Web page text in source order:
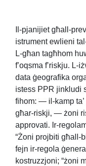
Il-pjanijiet għall-
istrument ewlieni
L-għan tagħhom
f’oqsma f’riskju. L-
data ġeografika
istess PPR jinkludi
fihom: — il-kamp
għar-riskji, — żoni
approvati. Ir-
“Żoni projbiti għall-
fejn ir-regola
kostruzzjoni; “żoni